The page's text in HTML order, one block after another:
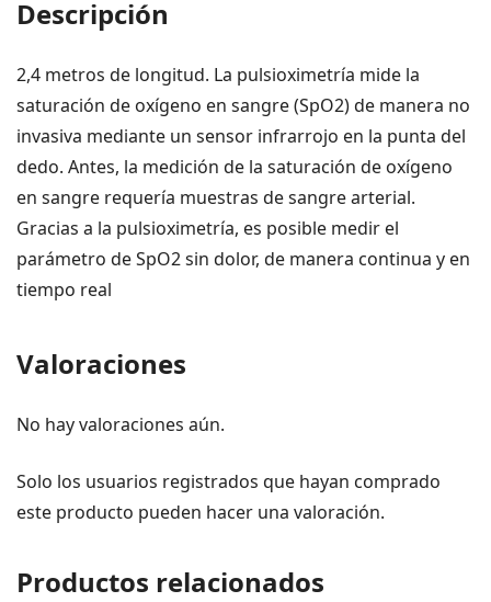
12
Descripción
2,4 metros de longitud. La pulsioximetría mide la
saturación de oxígeno en sangre (SpO2) de manera no
invasiva mediante un sensor infrarrojo en la punta del
dedo. Antes, la medición de la saturación de oxígeno
en sangre requería muestras de sangre arterial.
Gracias a la pulsioximetría, es posible medir el
parámetro de SpO2 sin dolor, de manera continua y en
tiempo real
Valoraciones
No hay valoraciones aún.
Solo los usuarios registrados que hayan comprado
este producto pueden hacer una valoración.
Productos relacionados